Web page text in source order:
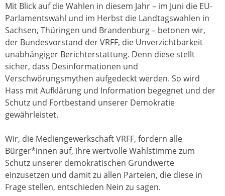
Mit Blick auf die Wahlen in diesem Jahr – im Juni die EU-
Parlamentswahl und im Herbst die Landtagswahlen in
Sachsen, Thüringen und Brandenburg – betonen wir,
der Bundesvorstand der VRFF, die Unverzichtbarkeit
unabhängiger Berichterstattung. Denn diese stellt
sicher, dass Desinformationen und
Verschwörungsmythen aufgedeckt werden. So wird
Hass mit Aufklärung und Information begegnet und der
Schutz und Fortbestand unserer Demokratie
gewährleistet.
Wir, die Mediengewerkschaft VRFF, fordern alle
Bürger*innen auf, ihre wertvolle Wahlstimme zum
Schutz unserer demokratischen Grundwerte
einzusetzen und damit zu allen Parteien, die diese in
Frage stellen, entschieden Nein zu sagen.